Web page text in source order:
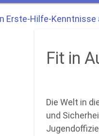
Erste-Hilfe-Kenntnisse
Fit in
Die Welt in
und